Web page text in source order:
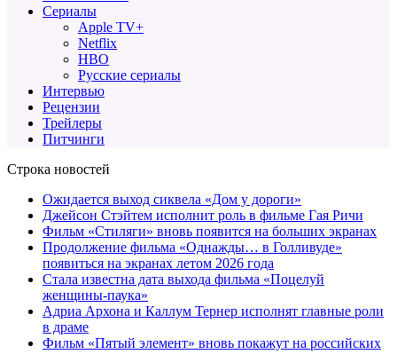
Сериалы
Apple TV+
Netflix
HBO
Русские сериалы
Интервью
Рецензии
Трейлеры
Питчинги
Строка новостей
Ожидается выход сиквела «Дом у дороги»
Джейсон Стэйтем исполнит роль в фильме Гая Ричи
Фильм «Стиляги» вновь появится на больших экранах
Продолжение фильма «Однажды… в Голливуде»
появиться на экранах летом 2026 года
Стала известна дата выхода фильма «Поцелуй
женщины-паука»
Адриа Архона и Каллум Тернер исполнят главные роли
в драме
Фильм «Пятый элемент» вновь покажут на российских